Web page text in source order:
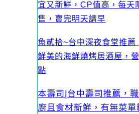
宜又新鮮，CP值高，每天
售，賣完明天請早
魚貳拾~台中深夜食堂推薦
鮮美的海鮮燒烤居酒屋，
點
本壽司|台中壽司推薦，
廚且食材新鮮，有無菜單